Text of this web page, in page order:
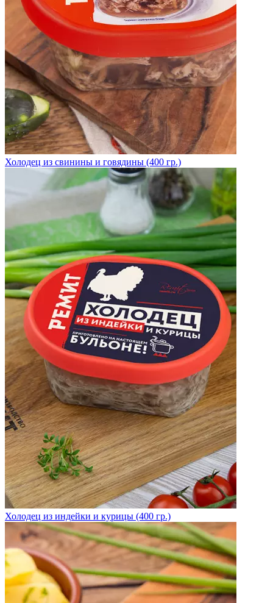
Холодец из свинины и говядины (400 гр.)
Холодец из индейки и курицы (400 гр.)